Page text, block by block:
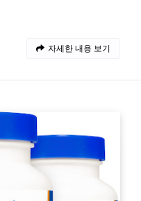
자세한 내용 보기